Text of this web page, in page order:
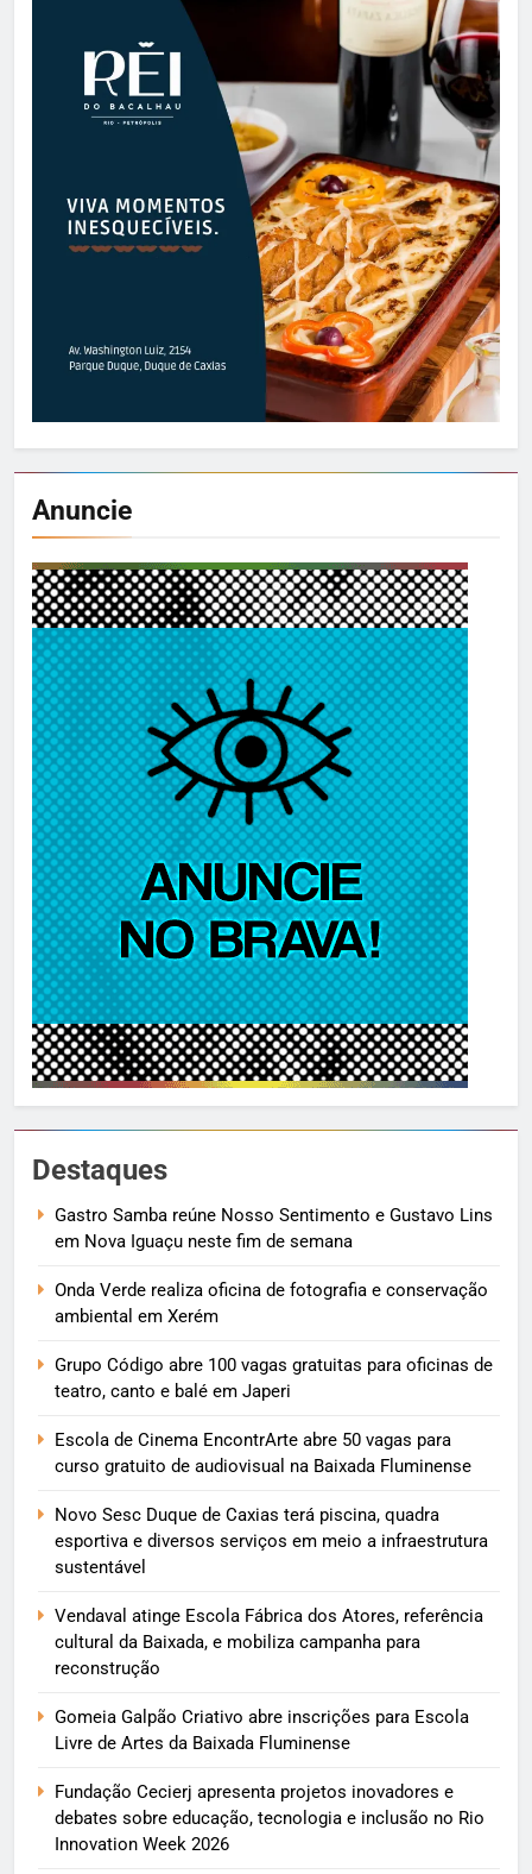
Anuncie
Destaques
Gastro Samba reúne Nosso Sentimento e Gustavo Lins
em Nova Iguaçu neste fim de semana
Onda Verde realiza oficina de fotografia e conservação
ambiental em Xerém
Grupo Código abre 100 vagas gratuitas para oficinas de
teatro, canto e balé em Japeri
Escola de Cinema EncontrArte abre 50 vagas para
curso gratuito de audiovisual na Baixada Fluminense
Novo Sesc Duque de Caxias terá piscina, quadra
esportiva e diversos serviços em meio a infraestrutura
sustentável
Vendaval atinge Escola Fábrica dos Atores, referência
cultural da Baixada, e mobiliza campanha para
reconstrução
Gomeia Galpão Criativo abre inscrições para Escola
Livre de Artes da Baixada Fluminense
Fundação Cecierj apresenta projetos inovadores e
debates sobre educação, tecnologia e inclusão no Rio
Innovation Week 2026